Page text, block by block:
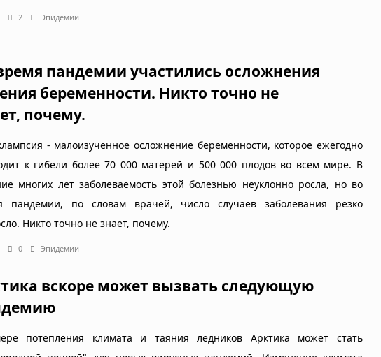
2 Эпидемии
пандемии участились осложнения
беременности. Никто точно не
почему.
- малоизученное осложнение беременности, которое ежегодно
к гибели более 70 000 матерей и 500 000 плодов во всем мире. В
многих лет заболеваемость этой болезнью неуклонно росла, но во
пандемии, по словам врачей, число случаев заболевания резко
Никто точно не знает, почему.
0 Эпидемии
вскоре может вызвать следующую
потепления климата и таяния ледников Арктика может стать